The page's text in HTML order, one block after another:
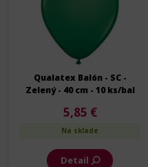
Qualatex Balón - SC -
Zelený - 40 cm - 10 ks/bal
5,85 €
Na sklade
Detail